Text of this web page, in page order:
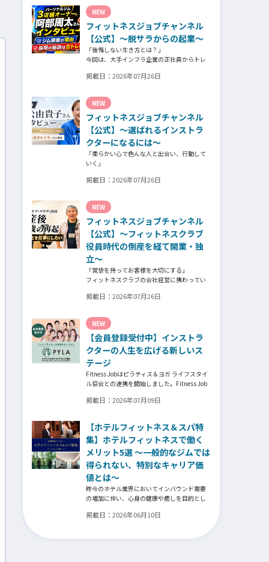
ッフの採用基準、実際に採用されたスタッフ
の皆様からは働き甲斐や動機、お客様からは
そのスタッフの皆様がつくる施設やフィット
ネスについての魅力を語っていただきまし
た。
NEW
フィットネスジョブチャンネル
【公式】～脱サラからの起業～
「後悔しない生き方とは？」
今回は、大手インフラ企業の正社員からトレ
転身された、パーソナルジム「ギフト」代表
今の仕事や環境を変えたい！とお悩みの方、
必見です！
掲載日： 2026年07月26日
NEW
フィットネスジョブチャンネル
【公式】～選ばれるインストラ
クターになるには～
「柔らかい心で色んな人と出会い、行動して
いく」
ったことに挑戦したり、周囲のすすめに素直
そんな風に自分だけでは思いつかないことを
行動に移してきた結果が、今に繋がっている
とお話してくださったヨガ講師の若松由貴子
さん。選ばれるインストラクターになるため
に若松さんが取られた行動とは？
掲載日： 2026年07月26日
NEW
フィットネスジョブチャンネル
【公式】～フィットネスクラブ
役員時代の倒産を経て開業・独
立～
「覚悟を持ってお客様を大切にする」
フィットネスクラブの会社経営に携わってい
それでも尚、同じ業界内で独立し再起を図っ
藤健祐さんにインタビュー。
フィットネスクラブのキャンペーンや違約金
制度はお客様を大切にする仕組みだろう
か！？資金が底をつく恐怖と闘いながらもお
客様との絆を築き上げた秘訣とは？
掲載日： 2026年07月26日
NEW
【会員登録受付中】インストラ
クターの人生を広げる新しいス
テージ
Fitness Jobはピラティス＆ヨガ ライフスタイ
ル協会との連携を開始しました。Fitness Job
の人生を広げる新しいステージとして、同協
掲載日： 2026年07月09日
【ホテルフィットネス＆スパ特
集】ホテルフィットネスで働く
メリット5選 ～一般的なジムでは
得られない、特別なキャリア価
値とは～
昨今のホテル業界においてインバウンド需要
の増加に伴い、心身の健康や癒しを目的とし
なっています。そして、ウェルネスプログラ
ィス指導者、ストレッチトレーナー、コンデ
掲載日： 2026年06月10日